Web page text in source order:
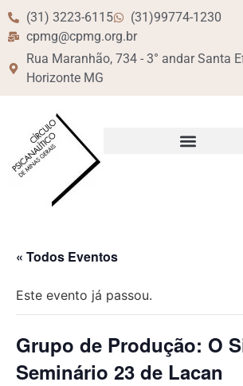
(31) 3223-6115
(31)99774-1230
cpmg@cpmg.org.br
Rua Maranhão, 734 - 3° andar Santa
Horizonte MG
« Todos Eventos
Este evento já passou.
Grupo de Produção: O
Seminário 23 de Lacan